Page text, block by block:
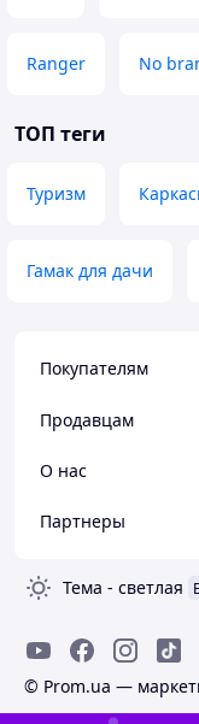
Ranger No
ТОП теги
Туризм
Гамак для дачи
Покупателям
Продавцам
О нас
Партнеры
Тема - светлая
© Prom.ua —